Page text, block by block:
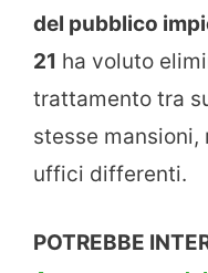
del pubblico
21 ha voluto
trattamento tra
stesse
uffici differenti.
POTREBBE